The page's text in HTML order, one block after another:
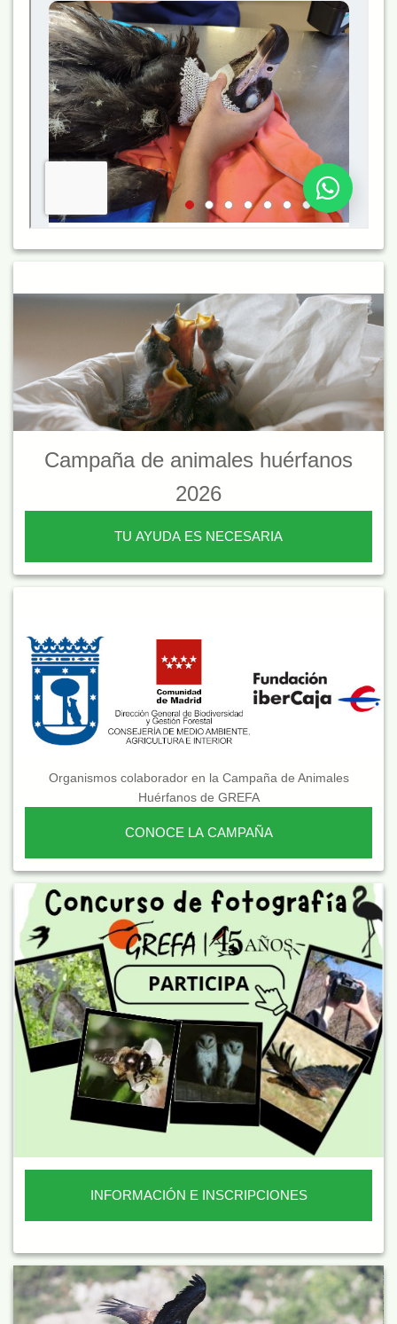
Campaña de animales huérfanos
2026
TU AYUDA ES NECESARIA
Organismos colaborador en la Campaña de Animales
Huérfanos de GREFA
CONOCE LA CAMPAÑA
INFORMACIÓN E INSCRIPCIONES